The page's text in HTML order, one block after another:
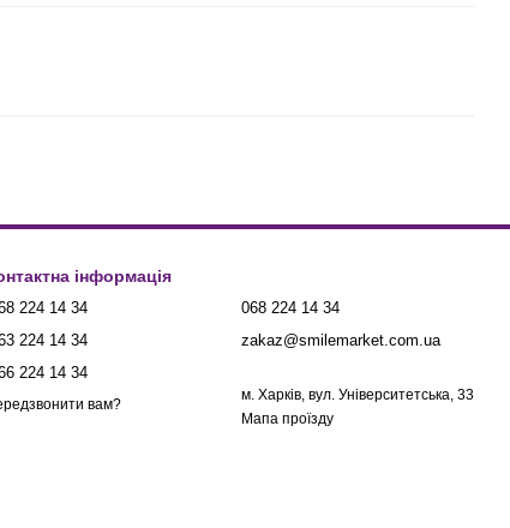
інформація
224 14 34
224 14 34
224 14 34
вам?
068 224 14 34
zakaz@smilemarket.com.ua
м. Харків, вул. Університетська, 33
Мапа проїзду